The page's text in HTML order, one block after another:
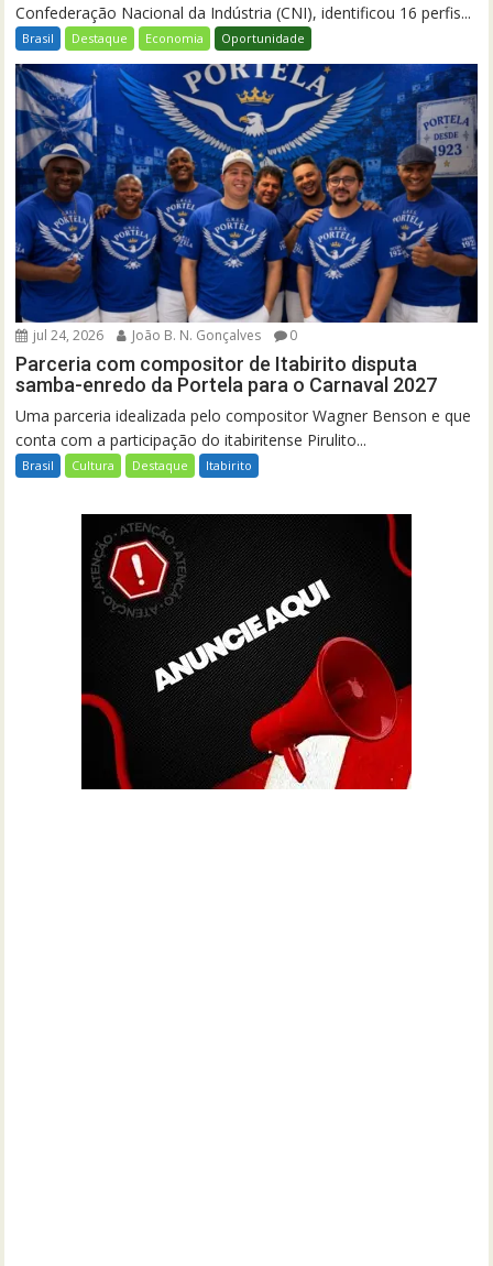
Confederação Nacional da Indústria (CNI), identificou 16 perfis...
Brasil Destaque Economia Oportunidade
jul 24, 2026 João B. N. Gonçalves 0
Parceria com compositor de Itabirito disputa
samba-enredo da Portela para o Carnaval 2027
Uma parceria idealizada pelo compositor Wagner Benson e que
conta com a participação do itabiritense Pirulito...
Brasil Cultura Destaque Itabirito